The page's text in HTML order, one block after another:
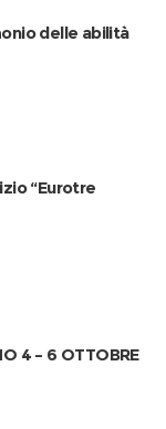
delle abilità
“Eurotre
4 – 6 OTTOBRE